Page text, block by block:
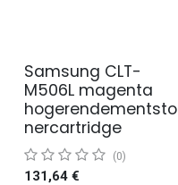
Samsung CLT-
M506L magenta
hogerendementsto
nercartridge
(0)
131,64 €